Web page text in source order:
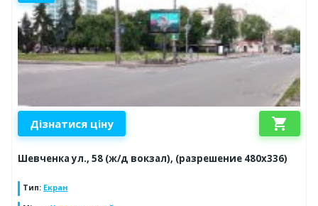
Дізнатися ціну shopping_cart
Шевченка ул., 58 (ж/д вокзал), (разрешение 480х336)
Тип: Екран